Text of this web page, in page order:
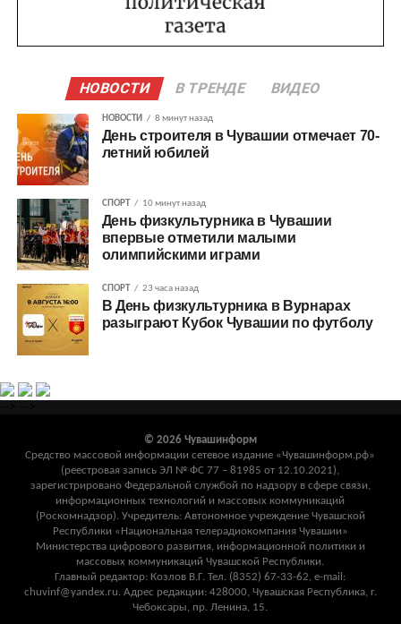
НОВОСТИ В ТРЕНДЕ ВИДЕО
НОВОСТИ 8 минут назад
День строителя в Чувашии отмечает 70-
летний юбилей
СПОРТ 10 минут назад
День физкультурника в Чувашии
впервые отметили малыми
олимпийскими играми
СПОРТ 23 часа назад
В День физкультурника в Вурнарах
разыграют Кубок Чувашии по футболу
© 2026 Чувашинформ
Средство массовой информации сетевое издание «Чувашинформ.рф»
(реестровая запись ЭЛ № ФС 77 – 81985 от 12.10.2021),
зарегистрировано Федеральной службой по надзору в сфере связи,
информационных технологий и массовых коммуникаций
(Роскомнадзор). Учредитель: Автономное учреждение Чувашской
Республики «Национальная телерадиокомпания Чувашии»
Министерства цифрового развития, информационной политики и
массовых коммуникаций Чувашской Республики.
Главный редактор: Козлов В.Г. Тел. (8352) 67-33-62, e-mail:
chuvinf@yandex.ru. Адрес редакции: 428000, Чувашская Республика, г.
Чебоксары, пр. Ленина, 15.